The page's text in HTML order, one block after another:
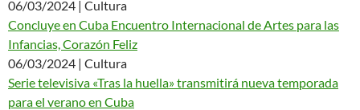
06/03/2024 | Cultura
Concluye en Cuba Encuentro Internacional de Artes para las
Infancias, Corazón Feliz
06/03/2024 | Cultura
Serie televisiva «Tras la huella» transmitirá nueva temporada
para el verano en Cuba